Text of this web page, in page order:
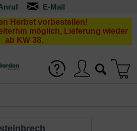
Herbst vorbestellen!
möglich, Lieferung wieder
ab KW 38.